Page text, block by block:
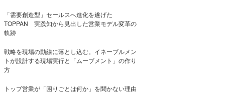
「需要創造型」セールスへ進化を遂げた
TOPPAN 実践知から見出した営業モデル変革の
軌跡
戦略を現場の動線に落とし込む。イネーブルメン
トが設計する現場実行と「ムーブメント」の作り
方
トップ営業が「困りごとは何か」を聞かない理由